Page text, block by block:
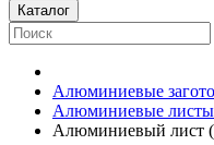
Каталог
Алюминиевые
Алюминиевые
Алюминиевый лист